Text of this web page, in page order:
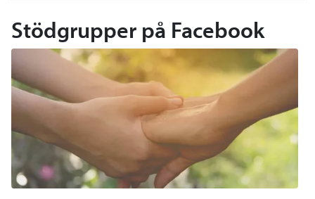
Stödgrupper på Facebook